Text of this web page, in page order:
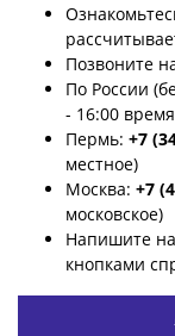
Позвоните
По России
- 16:00
Пермь: +7
местное)
Москва: +7
московское)
Напишите
кнопками